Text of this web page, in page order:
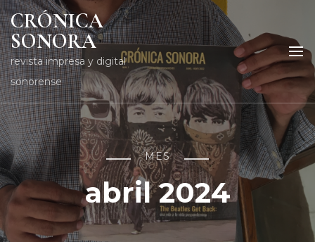
CRÓNICA
SONORA
revista impresa y digital
sonorense
MES
abril 2024